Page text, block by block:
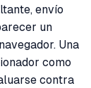
envío
un
Una
como
contra